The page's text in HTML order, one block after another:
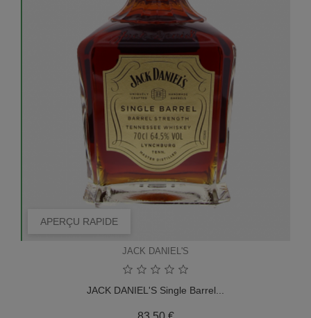
APERÇU RAPIDE
JACK DANIEL'S
JACK DANIEL'S Single Barrel...
Prix